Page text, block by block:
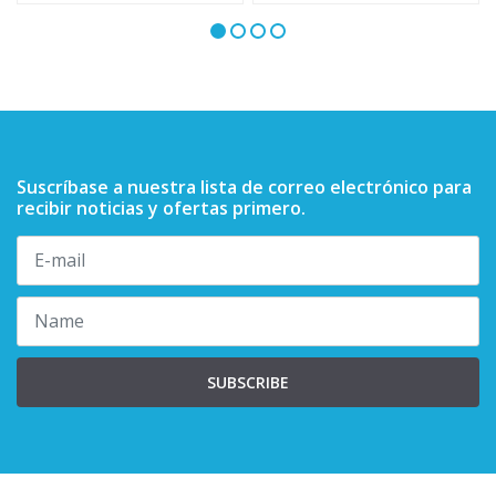
Suscríbase a nuestra lista de correo electrónico para
recibir noticias y ofertas primero.
SUBSCRIBE